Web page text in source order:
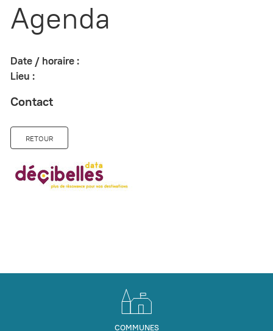
Agenda
Date / horaire :
Lieu :
Contact
RETOUR
COMMUNES